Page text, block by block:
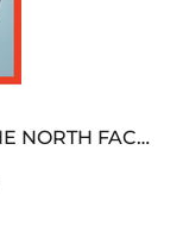
ノースフェイス 偽物 ダウン人気【THE NORTH FACE】M'S 7 SUMMIT HIM...